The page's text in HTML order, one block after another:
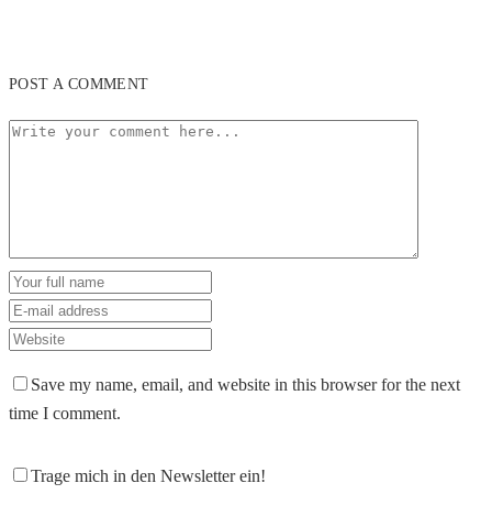
POST A COMMENT
Save my name, email, and website in this browser for the next
time I comment.
Trage mich in den Newsletter ein!